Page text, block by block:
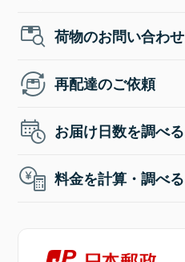
荷物のお問い合わせ
再配達のご依頼
お届け日数を調べる
料金を計算・調べる